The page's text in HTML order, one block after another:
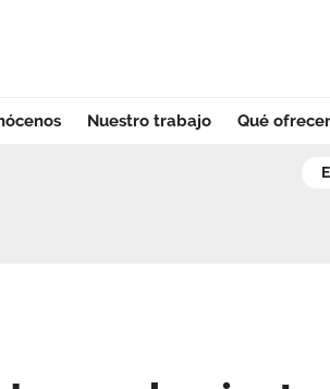
Nuestro trabajo Qué